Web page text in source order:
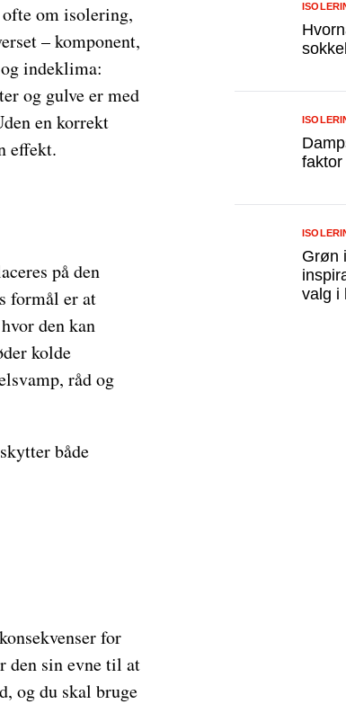
om isolering,
– komponent,
indeklima:
og gulve er med
en korrekt
effekt.
på den
formål er at
den kan
kolde
råd og
både
for
den sin evne til at
og du skal bruge
Grøn
valg i